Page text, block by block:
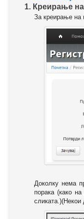
1. Креирање
За креирање на
Доколку нема
порака (како
сликата.)(Некои